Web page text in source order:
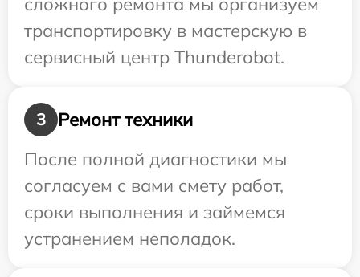
транспортировку в мастерскую в
сервисный центр Thunderobot.
3
Ремонт техники
После полной диагностики мы
согласуем с вами смету работ,
сроки выполнения и займемся
устранением неполадок.